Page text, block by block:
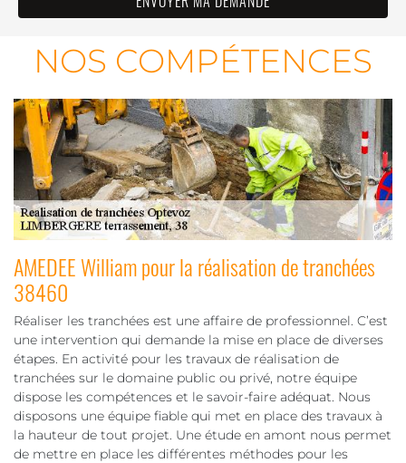
NOS COMPÉTENCES
AMEDEE William pour la réalisation de tranchées
38460
Réaliser les tranchées est une affaire de professionnel. C’est
une intervention qui demande la mise en place de diverses
étapes. En activité pour les travaux de réalisation de
tranchées sur le domaine public ou privé, notre équipe
dispose les compétences et le savoir-faire adéquat. Nous
disposons une équipe fiable qui met en place des travaux à
la hauteur de tout projet. Une étude en amont nous permet
de mettre en place les différentes méthodes pour les